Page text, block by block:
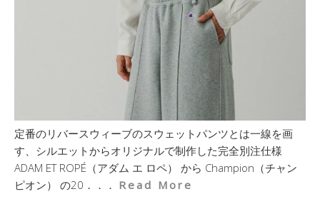
定番のリバースウィーブのスウェットパンツとは一線を画
す、シルエットからオリジナルで制作した完全別注仕様
ADAM ET ROPÉ（アダム エ ロペ） から Champion（チャン
ピオン） の20．．． Read More